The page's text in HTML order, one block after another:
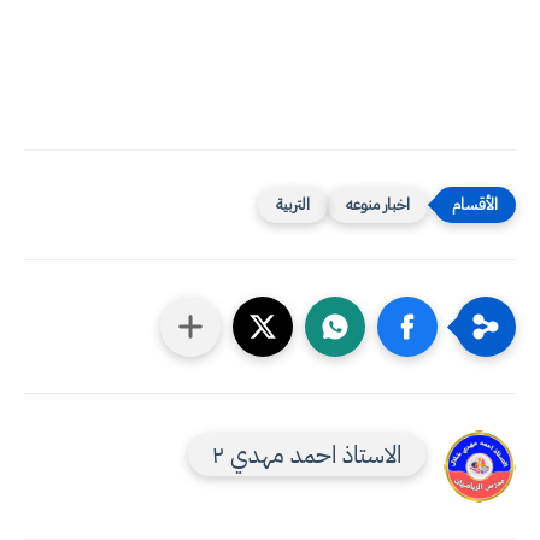
اخبار منوعه التربية
الاستاذ احمد مهدي ٢